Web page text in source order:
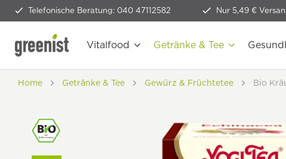
Telefonische Beratung: 040 47112582 Nur 5,49 €
Vitalfood Getränke & Tee
Home Getränke & Tee Gewürz & Früchtetee Bio